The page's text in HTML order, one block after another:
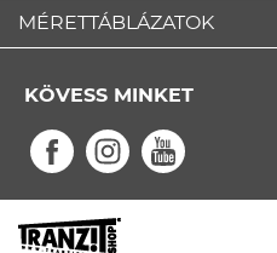
MÉRETTÁBLÁZATOK
KÖVESS MINKET